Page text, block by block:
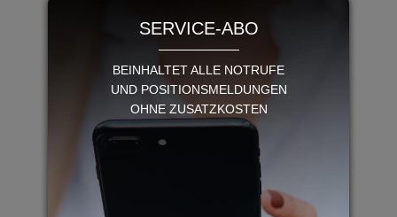
SERVICE-ABO
BEINHALTET ALLE NOTRUFE
UND POSITIONSMELDUNGEN
OHNE ZUSATZKOSTEN